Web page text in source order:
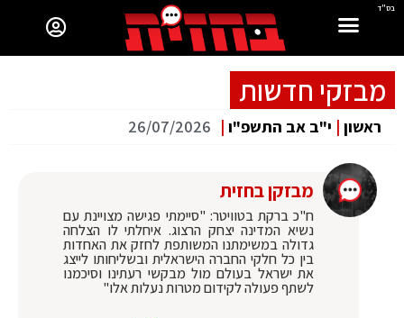
בס"ד
מבזקי חדשות
ראשון | י"ב אב התשפ"ו |
26/07/2026
מבזקן בחזית
ח"כ ברקת בטוויטר: "סיימתי פגישה מצויינת עם
נשיא המדינה יצחק הרצוג. איחלתי לו הצלחה
גדולה במשימתנו המשותפת לחזק את האחדות
בין כל חלקי החברה הישראלית ובשליחותו לייצג
את ישראל בעולם מול מבקשי רעתינו וסיכמנו
לשתף פעולה לקידום מטרות נעלות אלו"